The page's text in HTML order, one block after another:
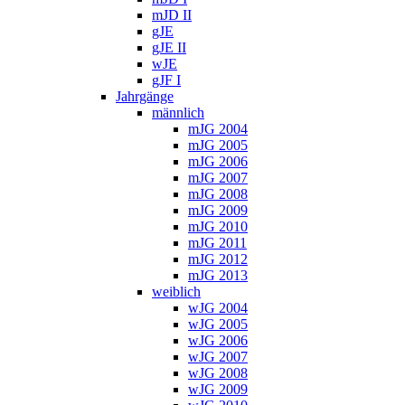
mJD II
gJE
gJE II
wJE
gJF I
Jahrgänge
männlich
mJG 2004
mJG 2005
mJG 2006
mJG 2007
mJG 2008
mJG 2009
mJG 2010
mJG 2011
mJG 2012
mJG 2013
weiblich
wJG 2004
wJG 2005
wJG 2006
wJG 2007
wJG 2008
wJG 2009